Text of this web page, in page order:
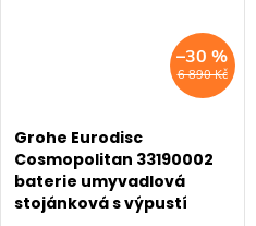
6 890 Kč
–30 %
Grohe Eurodisc
Cosmopolitan 33190002
baterie umyvadlová
stojánková s výpustí